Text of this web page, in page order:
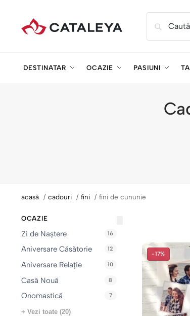
DESTINATAR OCAZIE PASIUNI
acasă cadouri fini fini de cununie
-17%
OCAZIE
Zi de Naștere 16
Aniversare Căsătorie 12
Aniversare Relație 10
Casă Nouă 8
Onomastică 7
+ Vezi toate (20)